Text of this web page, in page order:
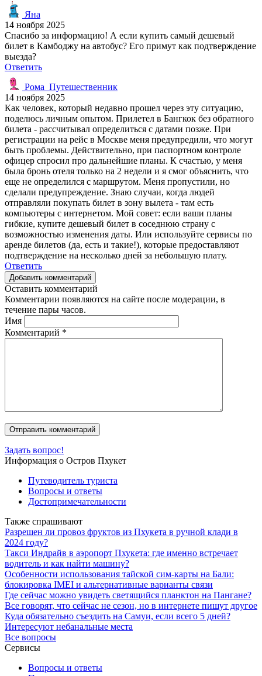
Яна
14 ноября 2025
Спасибо за информацию! А если купить самый дешевый
билет в Камбоджу на автобус? Его примут как подтверждение
выезда?
Ответить
Рома_Путешественник
14 ноября 2025
Как человек, который недавно прошел через эту ситуацию,
поделюсь личным опытом. Прилетел в Бангкок без обратного
билета - рассчитывал определиться с датами позже. При
регистрации на рейс в Москве меня предупредили, что могут
быть проблемы. Действительно, при паспортном контроле
офицер спросил про дальнейшие планы. К счастью, у меня
была бронь отеля только на 2 недели и я смог объяснить, что
еще не определился с маршрутом. Меня пропустили, но
сделали предупреждение. Знаю случаи, когда людей
отправляли покупать билет в зону вылета - там есть
компьютеры с интернетом. Мой совет: если ваши планы
гибкие, купите дешевый билет в соседнюю страну с
возможностью изменения даты. Или используйте сервисы по
аренде билетов (да, есть и такие!), которые предоставляют
подтверждение на несколько дней за небольшую плату.
Ответить
Добавить комментарий
Оставить комментарий
Комментарии появляются на сайте после модерации, в
течение пары часов.
Имя
Комментарий *
Задать вопрос!
Информация о Остров Пхукет
Путеводитель туриста
Вопросы и ответы
Достопримечательности
Также спрашивают
Разрешен ли провоз фруктов из Пхукета в ручной клади в
2024 году?
Такси Индрайв в аэропорт Пхукета: где именно встречает
водитель и как найти машину?
Особенности использования тайской сим-карты на Бали:
блокировка IMEI и альтернативные варианты связи
Где сейчас можно увидеть светящийся планктон на Пангане?
Все говорят, что сейчас не сезон, но в интернете пишут другое
Куда обязательно съездить на Самуи, если всего 5 дней?
Интересуют небанальные места
Все вопросы
Сервисы
Вопросы и ответы